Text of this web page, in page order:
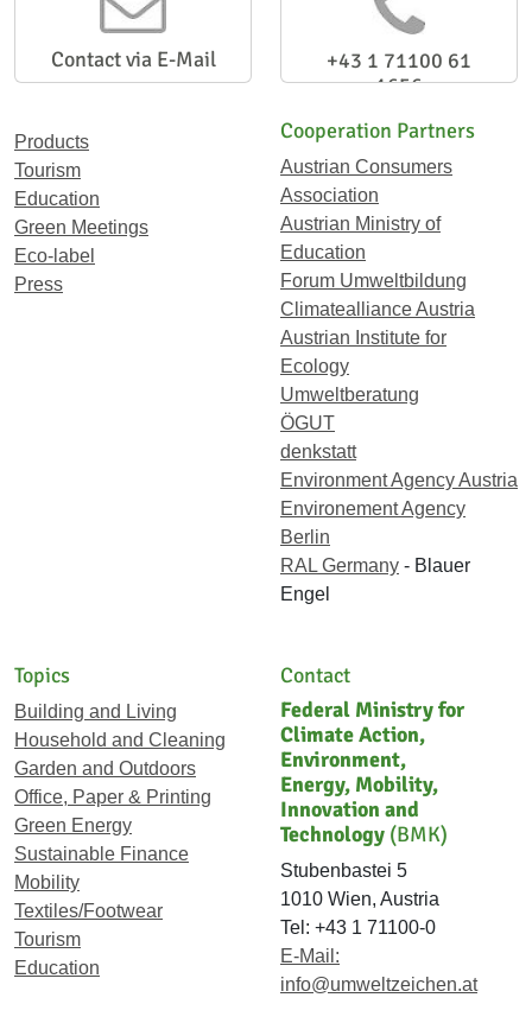
Contact via E-Mail
+43 1 71100 61
1656
Products
Tourism
Education
Green Meetings
Eco-label
Press
Cooperation Partners
Austrian Consumers
Association
Austrian Ministry of
Education
Forum Umweltbildung
Climatealliance Austria
Austrian Institute for
Ecology
Umweltberatung
ÖGUT
denkstatt
Environment Agency Austria
Environement Agency
Berlin
RAL Germany - Blauer
Engel
Topics
Building and Living
Household and Cleaning
Garden and Outdoors
Office, Paper & Printing
Green Energy
Sustainable Finance
Mobility
Textiles/Footwear
Tourism
Education
Contact
Federal Ministry for
Climate Action,
Environment,
Energy, Mobility,
Innovation and
Technology (BMK)
Stubenbastei 5
1010 Wien, Austria
Tel: +43 1 71100-0
E-Mail:
info@umweltzeichen.at